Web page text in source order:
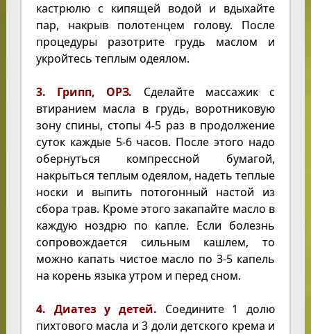
кастрюлю с кипящей водой и вдыхайте
пар, накрыв полотенцем голову. После
процедуры разотрите грудь маслом и
укройтесь теплым одеялом.
3. Грипп, ОРЗ.
Сделайте массажик с
втиранием масла в грудь, воротниковую
зону спины, стопы 4-5 раз в продолжение
суток каждые 5-6 часов. После этого надо
обернуться компрессной бумагой,
накрыться теплым одеялом, надеть теплые
носки и выпить потогонный настой из
сбора трав. Кроме этого закапайте масло в
каждую ноздрю по капле. Если болезнь
сопровождается сильным кашлем, то
можно капать чистое масло по 3-5 капель
на корень языка утром и перед сном.
4. Диатез у детей.
Соедините 1 долю
пихтового масла и 3 доли детского крема и